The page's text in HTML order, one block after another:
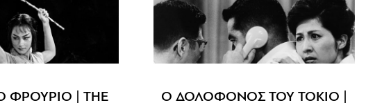
ΦΡΟΥΡΙΟ | THE
Ο ΔΟΛΟΦΟΝΟΣ ΤΟΥ ΤΟΚΙΟ |